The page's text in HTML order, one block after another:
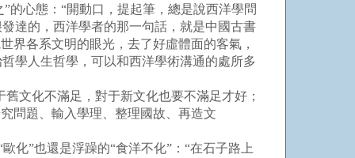
的心態：“開動口，提起筆，總是說西洋學問
達的，西洋學者的那一句話，就是中國古書
界各系文明的眼光，去了好虛體面的客氣，
學人生哲學，可以和西洋學術溝通的處所多
文化不滿足，對于新文化也要不滿足才好；
問題、輸入學理、整理國故、再造文
”也還是浮躁的“食洋不化”：“在石子路上